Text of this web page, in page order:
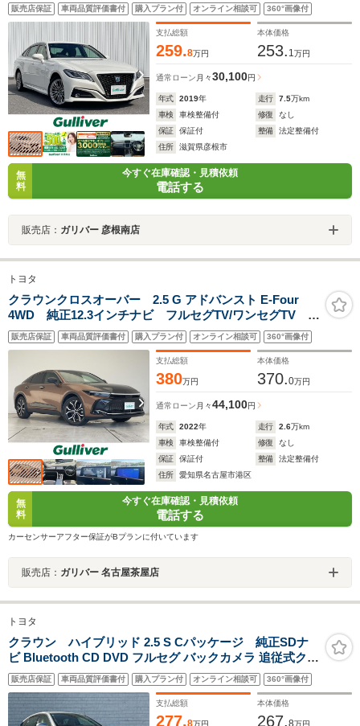
ンスソナー RCTA パーキングアシスト オートハイビ
ーム ステアリングスイッチ
販売店保証 車両品質評価書付 購入プラン付 オンライン相談可 360°画像付
支払総額
259.8万円
本体価格
253. 1万円
通常ローン 月々30,100円
年式 2019年 走行 7.5万km
車検
車検整備付 修復
なし
保証
保証付 整備
法定整備付
住所
滋賀県彦根市
無
料
今すぐ在庫確認・見積依頼
電話する
販売店： ガリバー 彦根南店
トヨタ
クラウンクロスオーバー 2.5 G アドバンスト E-Four
4WD 純正12.3インチナビ フルセグTV/ワンセグTV
Bluetooth Apple Car Play/Android Auto パノラ
ミックビューモニター バックカメラ/サイドカメラ セ
ーフティセンス BSM パワーバックドア HUD インナーミ
ラー
販売店保証 車両品質評価書付 購入プラン付 オンライン相談可 360°画像付
支払総額
380万円
本体価格
370.0万円
通常ローン 月々44,100円
年式 2022年 走行 2.6万km
車検
車検整備付 修復
なし
保証
保証付 整備
法定整備付
住所
愛知県名古屋市港区
無
料
今すぐ在庫確認・見積依頼
電話する
カーセンサーアフター保証がBプランに付いています
販売店： ガリバー 名古屋茶屋店
トヨタ
クラウン ハイブリッド 2.5 S Cパッケージ 純正SDナ
ビ Bluetooth CD DVD フルセグ バックカメラ 追従式クル
ーズコントロール レザーシート パワーシート シートヒー
ター シートクーラー ドライブレコーダー ETC 衝突被害
軽減システム コーナーセンサー
販売店保証 車両品質評価書付 購入プラン付 オンライン相談可 360°画像付
支払総額
277. 万円
本体価格
267. 万円